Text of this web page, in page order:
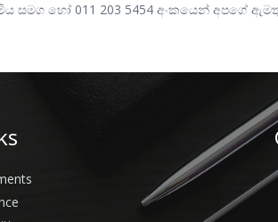
සමග හෝ 011 203 5454 අංකයෙන් අපගේ